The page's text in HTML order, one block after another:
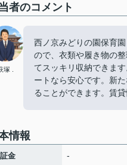
者のコメント
塚 .
西ノ京みどりの園保育
ので、衣類や履き物の
てスッキリ収納できま
ートなら安心です。新
ることができます。賃
情報
金 -